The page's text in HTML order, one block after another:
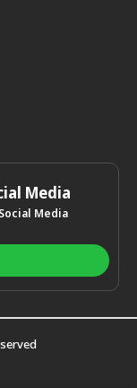
Media
Media